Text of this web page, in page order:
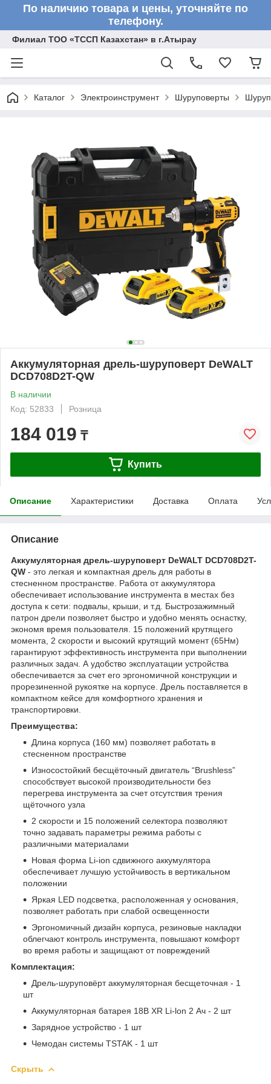
По наличию товара и цены, уточняйте по
телефону.
Филиал ТОО «ТССП Казахстан» в г.Атырау
Каталог Электроинструмент Шуруповерты
Аккумуляторная дрель-шуруповерт DeWALT
DCD708D2T-QW
В наличии
Код: 52833
Розница
184 019 ₸
Купить
Описание Характеристики Доставка Оплата
Описание
Аккумуляторная дрель-шуруповерт DeWALT DCD708D2T-
QW - это легкая и компактная дрель для работы в
стесненном пространстве. Работа от аккумулятора
обеспечивает использование инструмента в местах без
доступа к сети: подвалы, крыши, и т.д. Быстрозажимный
патрон дрели позволяет быстро и удобно менять оснастку,
экономя время пользователя. 15 положений крутящего
момента, 2 скорости и высокий крутящий момент (65Нм)
гарантируют эффективность инструмента при выполнении
различных задач. А удобство эксплуатации устройства
обеспечивается за счет его эргономичной конструкции и
прорезиненной рукоятке на корпусе. Дрель поставляется в
компактном кейсе для комфортного хранения и
транспортировки.
Преимущества:
Длина корпуса (160 мм) позволяет работать в
стесненном пространстве
Износостойкий бесщёточный двигатель “Brushless”
способствует высокой производительности без
перегрева инструмента за счет отсутствия трения
щёточного узла
2 скорости и 15 положений селектора позволяют
точно задавать параметры режима работы c
различными материалами
Новая форма Li-ion сдвижного аккумулятора
обеспечивает лучшую устойчивость в вертикальном
положении
Яркая LED подсветка, расположенная у основания,
позволяет работать при слабой освещенности
Эргономичный дизайн корпуса, резиновые накладки
облегчают контроль инструмента, повышают комфорт
во время работы и защищают от повреждений
Комплектация:
Дрель-шуруповёрт аккумуляторная бесщеточная - 1
шт
Аккумуляторная батарея 18В XR Li-lon 2 Ач - 2 шт
Зарядное устройство - 1 шт
Чемодан системы TSTAK - 1 шт
Скрыть